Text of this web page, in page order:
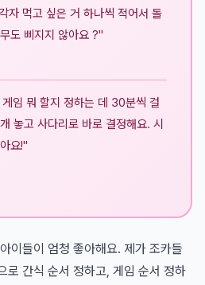
자 먹고 싶은 거 하나씩 적어서 돌
도 삐지지 않아요 ?"
임 뭐 할지 정하는 데 30분씩 걸
놓고 사다리로 바로 결정해요. 시
요!"
이들이 엄청 좋아해요. 제가 조카들
로 간식 순서 정하고, 게임 순서 정하